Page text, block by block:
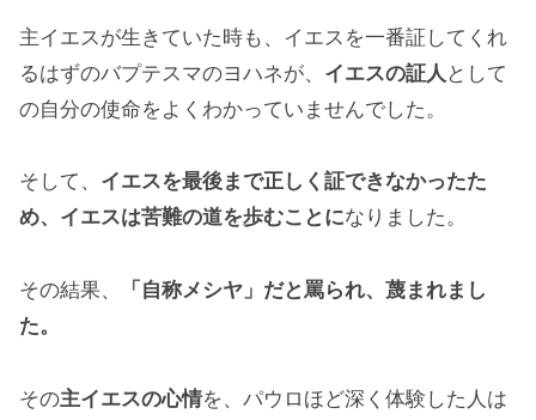
主イエスが生きていた時も、イエスを一番証してくれ
るはずのバプテスマのヨハネが、 イエスの証人 として
の自分の使命をよくわかっていませんでした。
そして、 イエスを最後まで正しく証できなかったた
め、イエスは苦難の道を歩むことになりました。
その結果、
「自称メシヤ」だと罵られ、蔑まれまし
た。
その主イエスの心情を、パウロほど深く体験した人は